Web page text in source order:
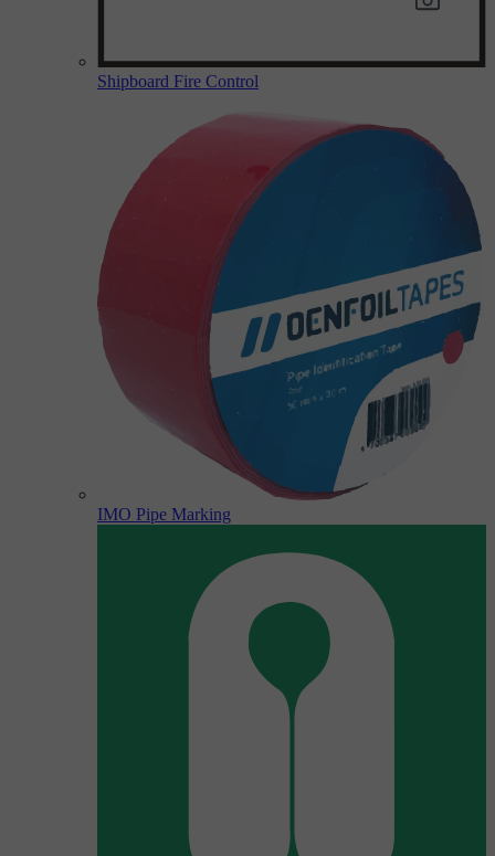
Shipboard Fire Control
IMO Pipe Marking